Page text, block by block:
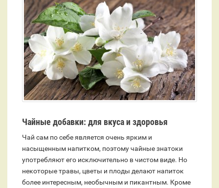
Чайные добавки: для вкуса и здоровья
Чай сам по себе является очень ярким и
насыщенным напитком, поэтому чайные знатоки
употребляют его исключительно в чистом виде. Но
некоторые травы, цветы и плоды делают напиток
более интересным, необычным и пикантным. Кроме